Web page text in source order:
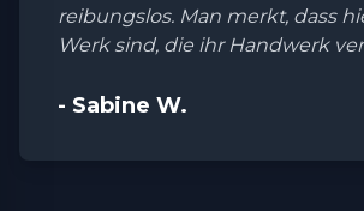
reibungslos. Man merkt, dass
Werk sind, die ihr Handwerk
- Sabine W.